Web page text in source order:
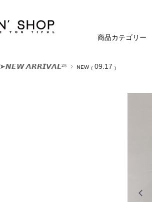
商品カテゴリー
➤𝙉𝙀𝙒 𝘼𝙍𝙍𝙄𝙑𝘼𝙇²⁵ ɴᴇᴡ ₍ 09.17 ₎